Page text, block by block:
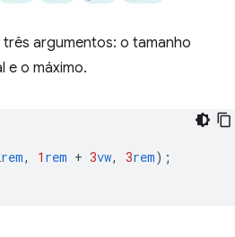
três argumentos: o tamanho
e o máximo.
rem, 1 rem + 3vw, 3rem);